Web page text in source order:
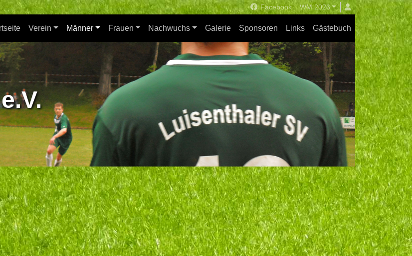
Facebook WM 2026
Verein Männer Frauen Nachwuchs Galerie Sponsoren Links Gästebuch